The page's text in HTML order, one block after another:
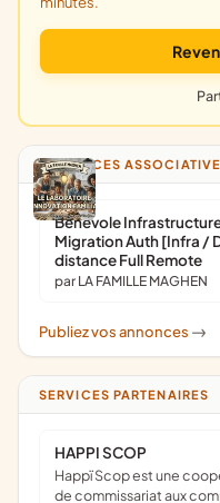
ANNONCES
Bénévole
Migration Auth [Infra /
distance Full Remote
par LA FAMILLE MAGHEN
Publiez vos annonces ->
SERVICES PARTENAIRES
HAPPI SCOP
Happï Scop est une coopérative d’expertise comptable &
de commissariat aux